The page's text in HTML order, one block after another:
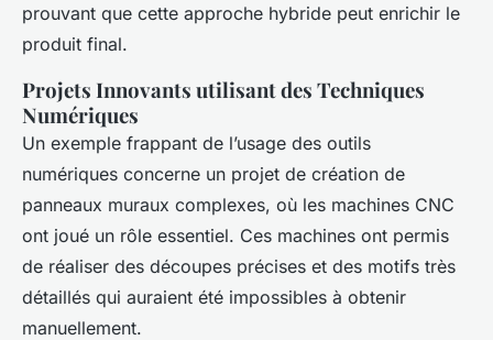
prouvant que cette approche hybride peut enrichir le
produit final.
Projets Innovants utilisant des Techniques
Numériques
Un exemple frappant de l’usage des outils
numériques concerne un projet de création de
panneaux muraux complexes, où les machines CNC
ont joué un rôle essentiel. Ces machines ont permis
de réaliser des découpes précises et des motifs très
détaillés qui auraient été impossibles à obtenir
manuellement.